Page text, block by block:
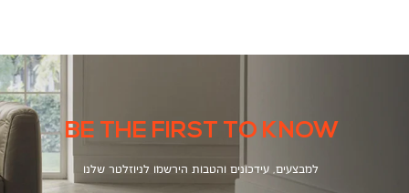
BE THE FIRST TO KNOW
למבצעים, עידכונים והטבות הירשמו לניוזלטר שלנו